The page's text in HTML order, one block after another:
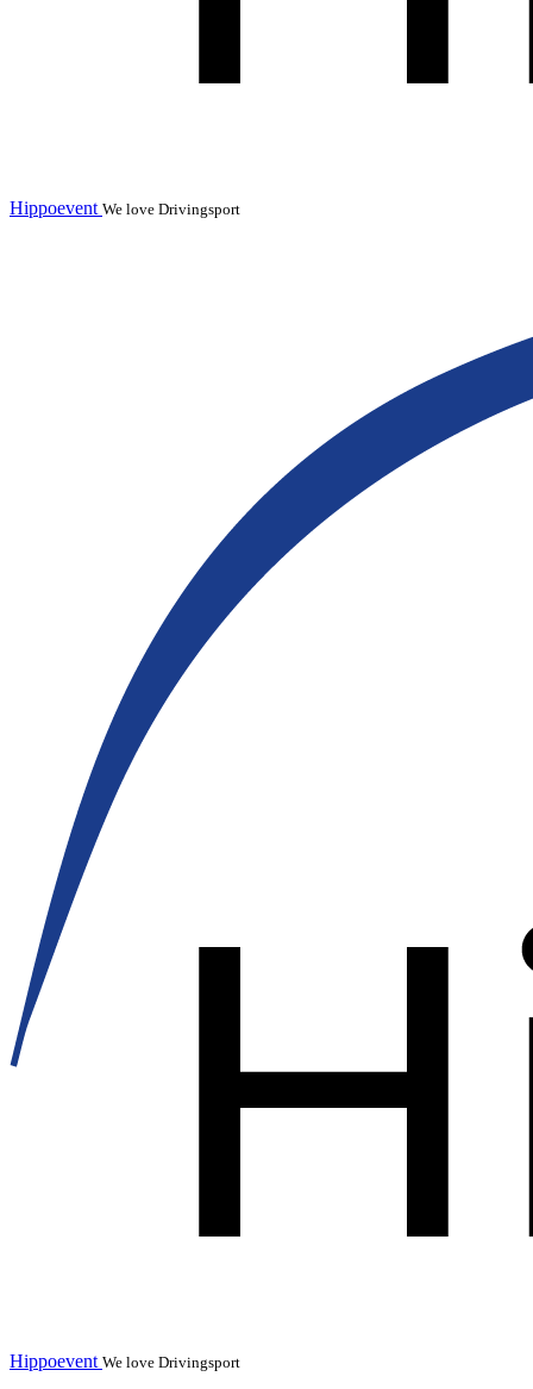
Hippoevent We love Drivingsport
Hippoevent We love Drivingsport